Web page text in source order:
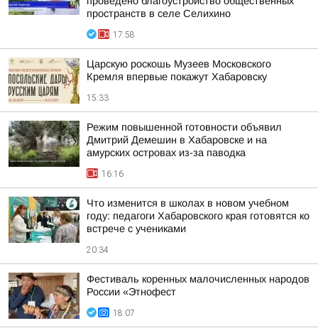
пространств в селе Селихино
17:58
Царскую роскошь Музеев Московского
Кремля впервые покажут Хабаровску
15:33
Режим повышенной готовности объявил
Дмитрий Демешин в Хабаровске и на
амурских островах из-за паводка
16:16
Что изменится в школах в новом учебном
году: педагоги Хабаровского края готовятся ко
встрече с учениками
20:34
Фестиваль коренных малочисленных народов
России «Этнофест
18:07